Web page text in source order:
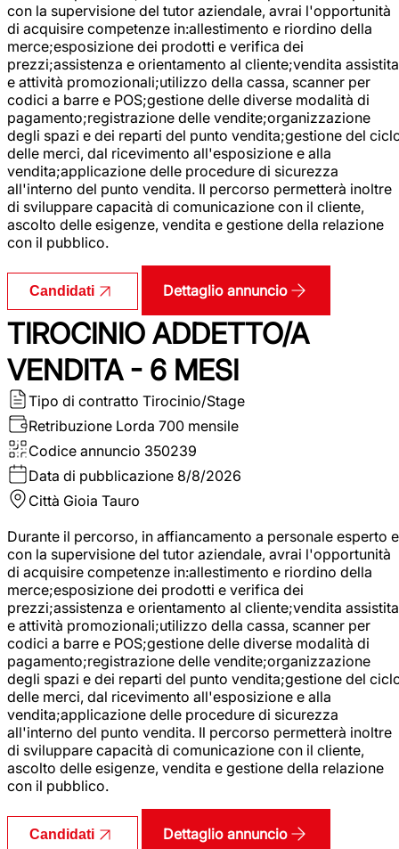
con la supervisione del tutor aziendale, avrai l'opportunità
di acquisire competenze in:allestimento e riordino della
merce;esposizione dei prodotti e verifica dei
prezzi;assistenza e orientamento al cliente;vendita assistita
e attività promozionali;utilizzo della cassa, scanner per
codici a barre e POS;gestione delle diverse modalità di
pagamento;registrazione delle vendite;organizzazione
degli spazi e dei reparti del punto vendita;gestione del
delle merci, dal ricevimento all'esposizione e alla
vendita;applicazione delle procedure di sicurezza
all'interno del punto vendita. Il percorso permetterà inoltre
di sviluppare capacità di comunicazione con il cliente,
ascolto delle esigenze, vendita e gestione della relazione
con il pubblico.
Candidati Dettaglio annuncio
TIROCINIO ADDETTO/A
VENDITA - 6 MESI
Tipo di contratto Tirocinio/Stage
Retribuzione Lorda 700 mensile
Codice annuncio 350239
Data di pubblicazione 8/8/2026
Città Gioia Tauro
Durante il percorso, in affiancamento a personale esperto e
con la supervisione del tutor aziendale, avrai l'opportunità
di acquisire competenze in:allestimento e riordino della
merce;esposizione dei prodotti e verifica dei
prezzi;assistenza e orientamento al cliente;vendita assistita
e attività promozionali;utilizzo della cassa, scanner per
codici a barre e POS;gestione delle diverse modalità di
pagamento;registrazione delle vendite;organizzazione
degli spazi e dei reparti del punto vendita;gestione del
delle merci, dal ricevimento all'esposizione e alla
vendita;applicazione delle procedure di sicurezza
all'interno del punto vendita. Il percorso permetterà inoltre
di sviluppare capacità di comunicazione con il cliente,
ascolto delle esigenze, vendita e gestione della relazione
con il pubblico.
Candidati Dettaglio annuncio